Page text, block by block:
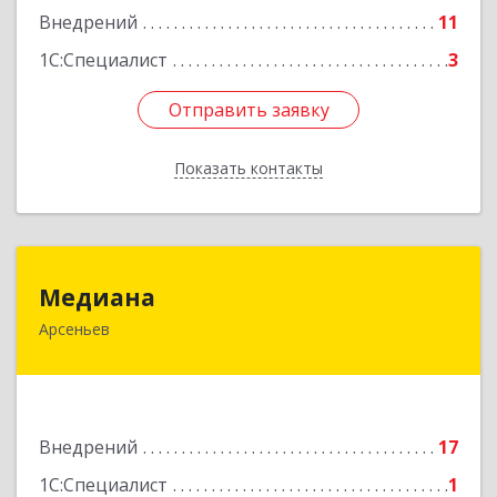
Внедрений
11
1С:Специалист
3
Отправить заявку
Показать контакты
Отправить заявку
Назад
Медиана
Арсеньев
Внедрений
17
1С:Специалист
1